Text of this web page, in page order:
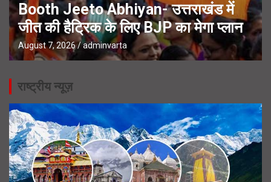
Booth Jeeto Abhiyan- उत्तराखंड में
जीत की हैट्रिक के लिए BJP का मेगा प्लान
August 7, 2026 adminvarta
राष्ट्रीय न्यूज़